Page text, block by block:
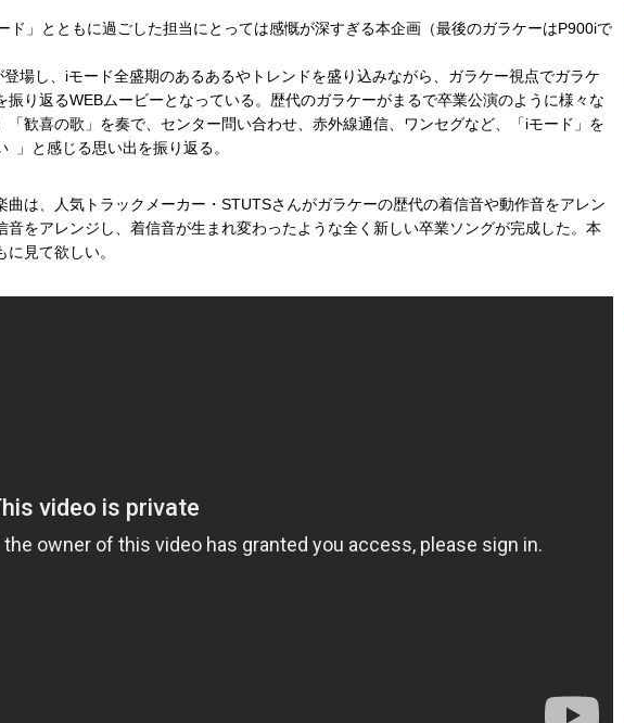
ド」とともに過ごした担当にとっては感慨が深すぎる本企画（最後のガラケーはP900iで
場し、iモード全盛期のあるあるやトレンドを盛り込みながら、ガラケー視点でガラケ
振り返るWEBムービーとなっている。歴代のガラケーがまるで卒業公演のように様々な
「歓喜の歌」を奏で、センター問い合わせ、赤外線通信、ワンセグなど、「iモード」を
」と感じる思い出を振り返る。
曲は、人気トラックメーカー・STUTSさんがガラケーの歴代の着信音や動作音をアレン
音をアレンジし、着信音が生まれ変わったような全く新しい卒業ソングが完成した。本
見て欲しい。